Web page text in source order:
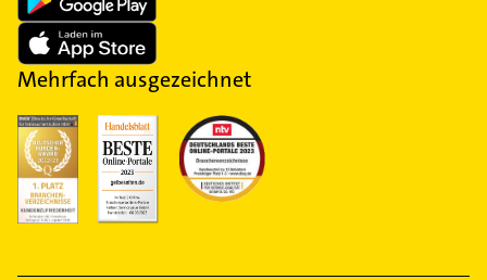
Mehrfach ausgezeichnet